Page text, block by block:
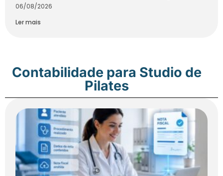
06/08/2026
Ler mais
Contabilidade para Studio de
Pilates